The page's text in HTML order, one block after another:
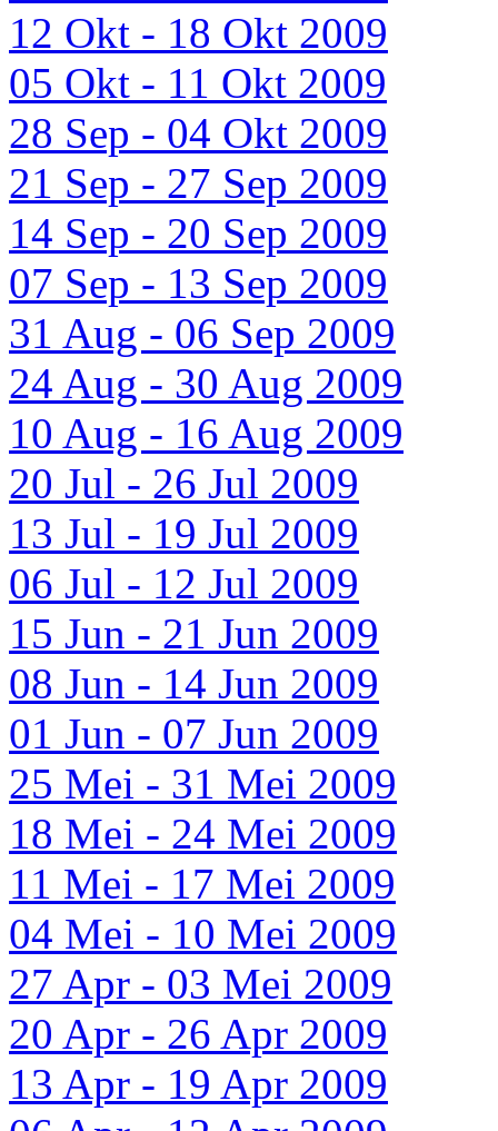
12 Okt - 18 Okt 2009
05 Okt - 11 Okt 2009
28 Sep - 04 Okt 2009
21 Sep - 27 Sep 2009
14 Sep - 20 Sep 2009
07 Sep - 13 Sep 2009
31 Aug - 06 Sep 2009
24 Aug - 30 Aug 2009
10 Aug - 16 Aug 2009
20 Jul - 26 Jul 2009
13 Jul - 19 Jul 2009
06 Jul - 12 Jul 2009
15 Jun - 21 Jun 2009
08 Jun - 14 Jun 2009
01 Jun - 07 Jun 2009
25 Mei - 31 Mei 2009
18 Mei - 24 Mei 2009
11 Mei - 17 Mei 2009
04 Mei - 10 Mei 2009
27 Apr - 03 Mei 2009
20 Apr - 26 Apr 2009
13 Apr - 19 Apr 2009